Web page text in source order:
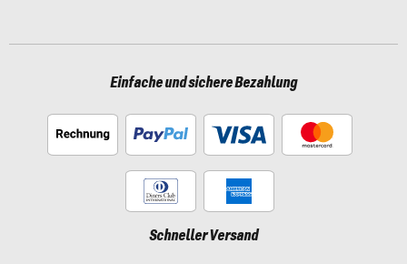
Einfache und sichere Bezahlung
Schneller Versand